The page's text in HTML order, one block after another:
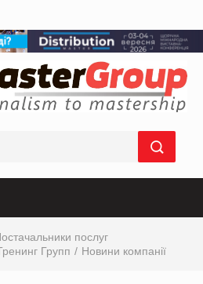
послуг
Групп Новини компанії